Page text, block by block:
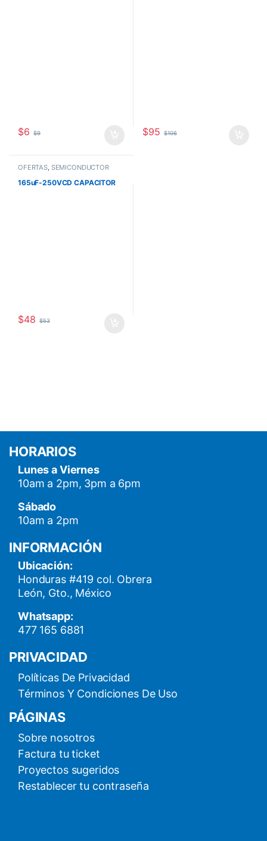
$6 $9 $95 $106
OFERTAS, SEMICONDUCTOR
165uF-250VCD CAPACITOR
$48 $53
HORARIOS
Lunes a Viernes
10am a 2pm, 3pm a 6pm
Sábado
10am a 2pm
INFORMACIÓN
Ubicación:
Honduras #419 col. Obrera
León, Gto., México
Whatsapp:
477 165 6881
PRIVACIDAD
Políticas De Privacidad
Términos Y Condiciones De Uso
PÁGINAS
Sobre nosotros
Factura tu ticket
Proyectos sugeridos
Restablecer tu contraseña